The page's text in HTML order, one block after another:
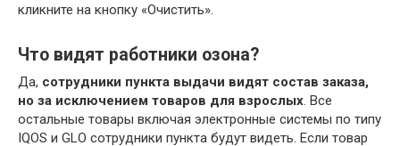
кликните на кнопку «Очистить».
Что видят работники озона?
Да, сотрудники пункта выдачи видят состав заказа,
но за исключением товаров для взрослых. Все
остальные товары включая электронные системы по типу
IQOS и GLO сотрудники пункта будут видеть. Если товар